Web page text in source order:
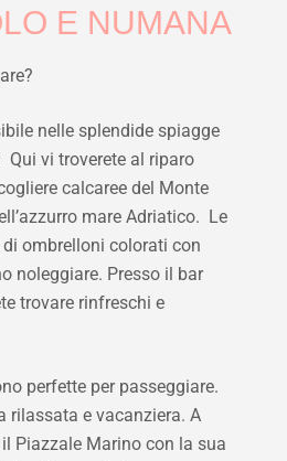
E NUMANA
nelle splendide spiagge
vi troverete al riparo
calcaree del Monte
mare Adriatico. Le
ombrelloni colorati con
noleggiare. Presso il bar
trovare rinfreschi e
perfette per passeggiare.
rilassata e vacanziera. A
Piazzale Marino con la sua